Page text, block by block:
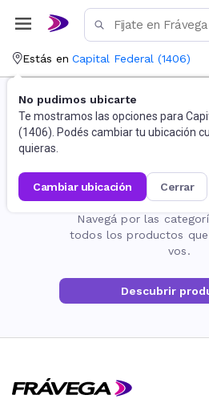
Estás en Capital Federal (1406)
No pudimos ubicarte
Te mostramos las opciones para
(1406). Podés cambiar tu ubicación
quieras.
cambiar ubicación cerrar
La página no
Navegá por las
todos los productos
vos.
Descubrir